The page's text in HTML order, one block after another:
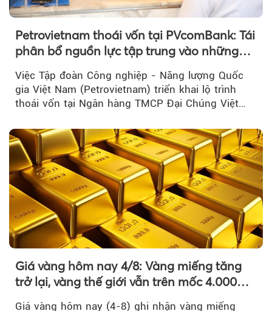
Petrovietnam thoái vốn tại PVcomBank: Tái
phân bổ nguồn lực tập trung vào những
Việc Tập đoàn Công nghiệp - Năng lượng Quốc
gia Việt Nam (Petrovietnam) triển khai lộ trình
thoái vốn tại Ngân hàng TMCP Đại Chúng Việt
Giá vàng hôm nay 4/8: Vàng miếng tăng
trở lại, vàng thế giới vẫn trên mốc 4.000
Giá vàng hôm nay (4-8) ghi nhận vàng miếng